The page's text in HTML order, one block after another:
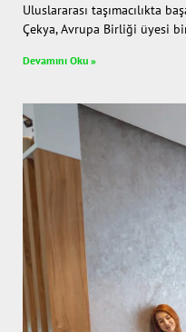
Uluslararası taşımacılıkta
Çekya, Avrupa Birliği üyesi
Devamını Oku »